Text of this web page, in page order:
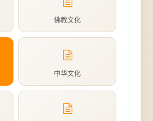
佛教文化
中华文化